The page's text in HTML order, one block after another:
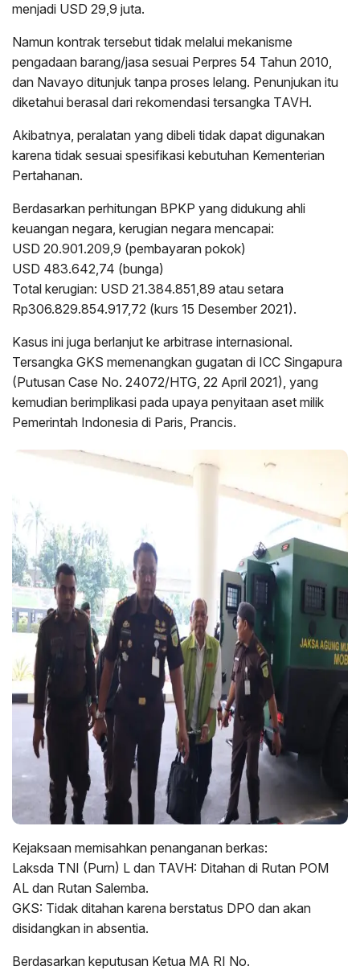
menjadi USD 29,9 juta.
Namun kontrak tersebut tidak melalui mekanisme
pengadaan barang/jasa sesuai Perpres 54 Tahun 2010,
dan Navayo ditunjuk tanpa proses lelang. Penunjukan itu
diketahui berasal dari rekomendasi tersangka TAVH.
Akibatnya, peralatan yang dibeli tidak dapat digunakan
karena tidak sesuai spesifikasi kebutuhan Kementerian
Pertahanan.
Berdasarkan perhitungan BPKP yang didukung ahli
keuangan negara, kerugian negara mencapai:
USD 20.901.209,9 (pembayaran pokok)
USD 483.642,74 (bunga)
Total kerugian: USD 21.384.851,89 atau setara
Rp306.829.854.917,72 (kurs 15 Desember 2021).
Kasus ini juga berlanjut ke arbitrase internasional.
Tersangka GKS memenangkan gugatan di ICC Singapura
(Putusan Case No. 24072/HTG, 22 April 2021), yang
kemudian berimplikasi pada upaya penyitaan aset milik
Pemerintah Indonesia di Paris, Prancis.
Kejaksaan memisahkan penanganan berkas:
Laksda TNI (Purn) L dan TAVH: Ditahan di Rutan POM
AL dan Rutan Salemba.
GKS: Tidak ditahan karena berstatus DPO dan akan
disidangkan in absentia.
Berdasarkan keputusan Ketua MA RI No.